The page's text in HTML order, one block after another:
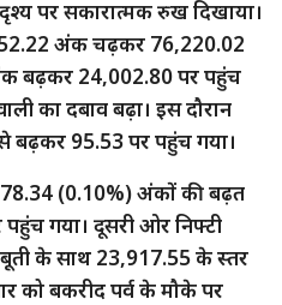
पर सकारात्मक रुख दिखाया।
अंक चढ़कर 76,220.02
बढ़कर 24,002.80 पर पहुंच
का दबाव बढ़ा। इस दौरान
बढ़कर 95.53 पर पहुंच गया।
(0.10%) अंकों की बढ़त
गया। दूसरी ओर निफ्टी
के साथ 23,917.55 के स्तर
को बकरीद पर्व के मौके पर